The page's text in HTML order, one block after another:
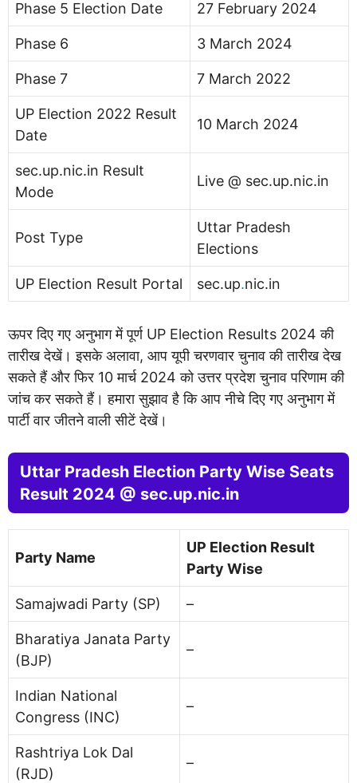
Phase 5 Election Date 27 February 2024
Phase 6 3 March 2024
Phase 7 7 March 2022
UP Election 2022 Result
Date
10 March 2024
sec.up.nic.in Result
Mode
Live @ sec.up.nic.in
Post Type
Uttar Pradesh
Elections
UP Election Result Portal sec.up.nic.in
ऊपर दिए गए अनुभाग में पूर्ण UP Election Results 2024 की
तारीख देखें। इसके अलावा, आप यूपी चरणवार चुनाव की तारीख देख
सकते हैं और फिर 10 मार्च 2024 को उत्तर प्रदेश चुनाव परिणाम की
जांच कर सकते हैं। हमारा सुझाव है कि आप नीचे दिए गए अनुभाग में
पार्टी वार जीतने वाली सीटें देखें।
Uttar Pradesh Election Party Wise Seats
Result 2024 @ sec.up.nic.in
Party Name
UP Election Result
Party Wise
Samajwadi Party (SP) –
Bharatiya Janata Party
(BJP)
–
Indian National
Congress (INC)
–
Rashtriya Lok Dal
(RJD)
–